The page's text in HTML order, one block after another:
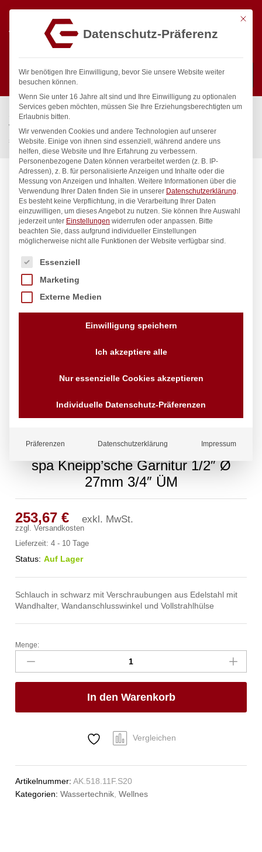
Suchen
Start / Gastronomiebedarf & Gastro Geräte für Profis
Wassertechnik
Wellnes
spa Kneipp’sche Garnitur 1/2″ Ø 27mm 3/4″ ÜM
spa Kneipp’sche Garnitur 1/2″ Ø
27mm 3/4″ ÜM
253,67€ exkl. MwSt.
zzgl.Versandkosten
Lieferzeit:4 - 10 Tage
Status: Auf Lager
Schlauch in schwarz mit Verschraubungen aus Edelstahl mit
Wandhalter, Wandanschlusswinkel und Vollstrahlhülse
spa
Kneipp'sche
Garnitur
1/2"
27mm
Menge:
In den Warenkorb
Vergleichen
Artikelnummer:AK.518.11F.S20
Kategorien:Wassertechnik,Wellnes
Mit
Datenschutz-Präferenz
Wir benötigen Ihre Einwilligung, bevor Sie unsere Website weiter
besuchen können.
Wenn Sie unter 16 Jahre alt sind und Ihre Einwilligung zu optionalen
Services geben möchten, müssen Sie Ihre Erziehungsberechtigten um
Erlaubnis bitten.
Wir verwenden Cookies und andere Technologien auf unserer
Website. Einige von ihnen sind essenziell, während andere uns
helfen, diese Website und Ihre Erfahrung zu verbessern.
Personenbezogene Daten können verarbeitet werden (z. B. IP-
Adressen), z. B. für personalisierte Anzeigen und Inhalte oder die
Messung von Anzeigen und Inhalten. Weitere Informationen über die
Verwendung Ihrer Daten finden Sie in unserer Datenschutzerklärung.
Es besteht keine Verpflichtung, in die Verarbeitung Ihrer Daten
einzuwilligen, um dieses Angebot zu nutzen. Sie können Ihre Auswahl
jederzeit unter Einstellungen widerrufen oder anpassen. Bitte
beachten Sie, dass aufgrund individueller Einstellungen
möglicherweise nicht alle Funktionen der Website verfügbar sind.
Es folgt eine Liste der Service-Gruppen, für die eine
Essenziell
Marketing
Externe Medien
Einwilligung speichern
Ich akzeptiere alle
Nur essenzielle Cookies akzeptieren
Individuelle Datenschutz-Präferenzen
Präferenzen Datenschutzerklärung Impressum